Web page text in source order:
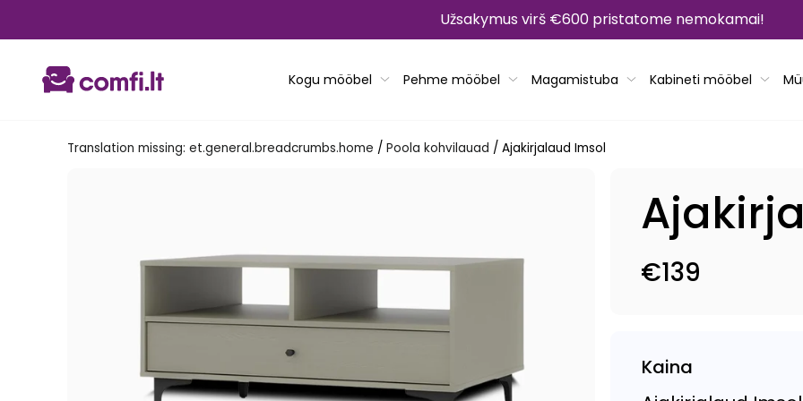
Užsakymus virš €600 pristatome nemokamai!
Kogu mööbel Pehme mööbel Magamistuba Kabineti mööbel
Translation missing: et.general.breadcrumbs.home / Poola kohvilauad / Ajakirjalaud Imsol
€139
Kaina